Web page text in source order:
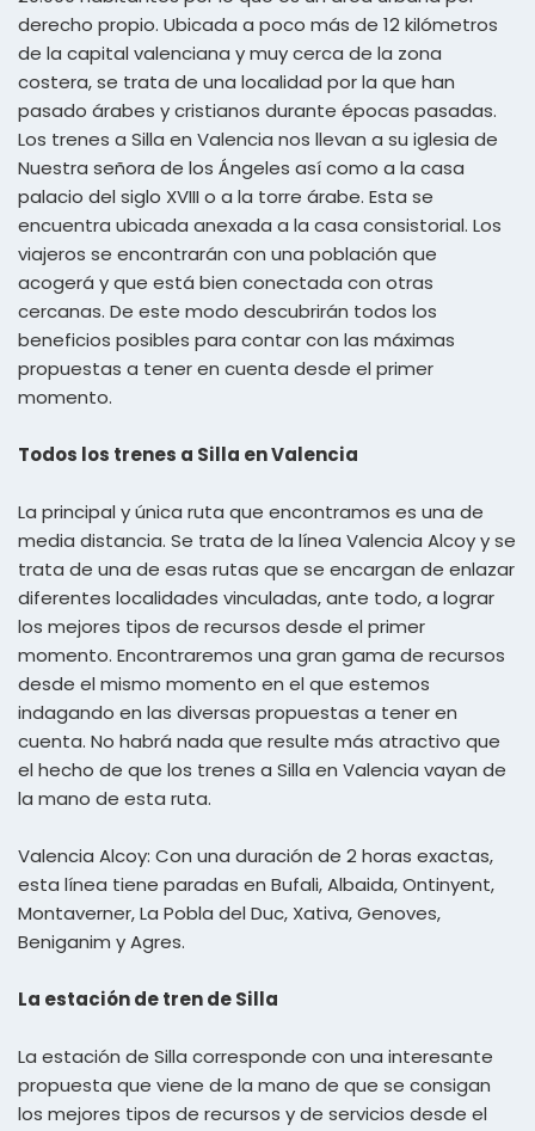
derecho propio. Ubicada a poco más de 12 kilómetros
de la capital valenciana y muy cerca de la zona
costera, se trata de una localidad por la que han
pasado árabes y cristianos durante épocas pasadas.
Los trenes a Silla en Valencia nos llevan a su iglesia de
Nuestra señora de los Ángeles así como a la casa
palacio del siglo XVIII o a la torre árabe. Esta se
encuentra ubicada anexada a la casa consistorial. Los
viajeros se encontrarán con una población que
acogerá y que está bien conectada con otras
cercanas. De este modo descubrirán todos los
beneficios posibles para contar con las máximas
propuestas a tener en cuenta desde el primer
momento.
Todos los trenes a Silla en Valencia
La principal y única ruta que encontramos es una de
media distancia. Se trata de la línea Valencia Alcoy y se
trata de una de esas rutas que se encargan de enlazar
diferentes localidades vinculadas, ante todo, a lograr
los mejores tipos de recursos desde el primer
momento. Encontraremos una gran gama de recursos
desde el mismo momento en el que estemos
indagando en las diversas propuestas a tener en
cuenta. No habrá nada que resulte más atractivo que
el hecho de que los trenes a Silla en Valencia vayan de
la mano de esta ruta.
Valencia Alcoy: Con una duración de 2 horas exactas,
esta línea tiene paradas en Bufali, Albaida, Ontinyent,
Montaverner, La Pobla del Duc, Xativa, Genoves,
Beniganim y Agres.
La estación de tren de Silla
La estación de Silla corresponde con una interesante
propuesta que viene de la mano de que se consigan
los mejores tipos de recursos y de servicios desde el